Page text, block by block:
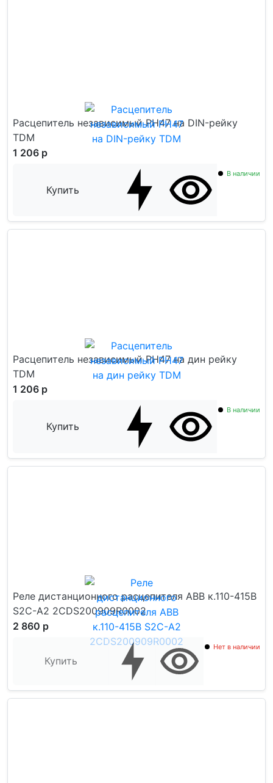
Расцепитель независимый РН47 на DIN-рейку
TDM
1 206 р
Купить
В наличии
Расцепитель независимый РН47 на дин рейку
TDM
1 206 р
Купить
В наличии
Реле дистанционного расцепителя АВВ к.110-415В
S2C-A2 2CDS200909R0002
2 860 р
Купить
Нет в наличии